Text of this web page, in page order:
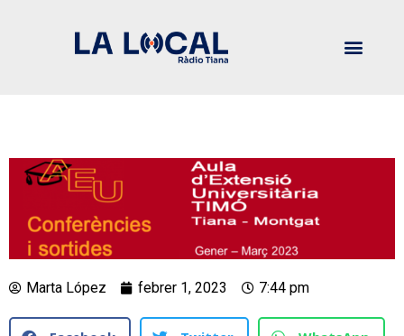
Marta López febrer 1, 2023 7:44 pm